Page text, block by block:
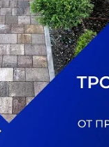
сферу
сотрясают
находится
в